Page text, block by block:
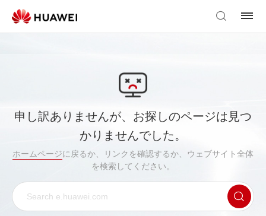
申し訳ありませんが、お探しのページは見つ
かりませんでした。
ホームページに戻るか、リンクを確認するか、ウェブサイト全体
を検索してください。